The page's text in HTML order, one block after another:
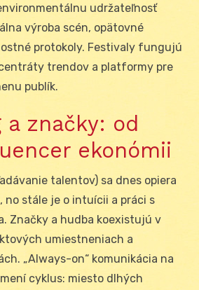
udržateľnosť
výroba scén, opätovné
protokoly. Festivaly fungujú
trendov a platformy pre
publík.
a značky: od
ekonómii
talentov) sa dnes opiera
no stále je o intuícii a práci s
Značky a hudba koexistujú v
umiestneniach a
„Always-on“ komunikácia na
cyklus: miesto dlhých